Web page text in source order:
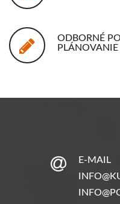
ODBORNÉ
PLÁNOVANIE
E-MAIL